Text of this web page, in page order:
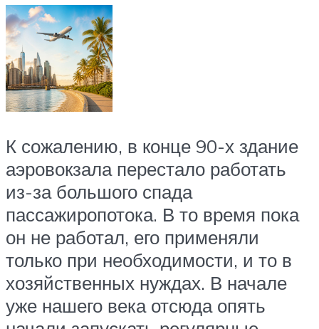
К сожалению, в конце 90-х здание
аэровокзала перестало работать
из-за большого спада
пассажиропотока. В то время пока
он не работал, его применяли
только при необходимости, и то в
хозяйственных нуждах. В начале
уже нашего века отсюда опять